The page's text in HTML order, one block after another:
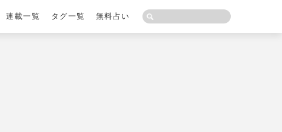
連載一覧 タグ一覧 無料占い